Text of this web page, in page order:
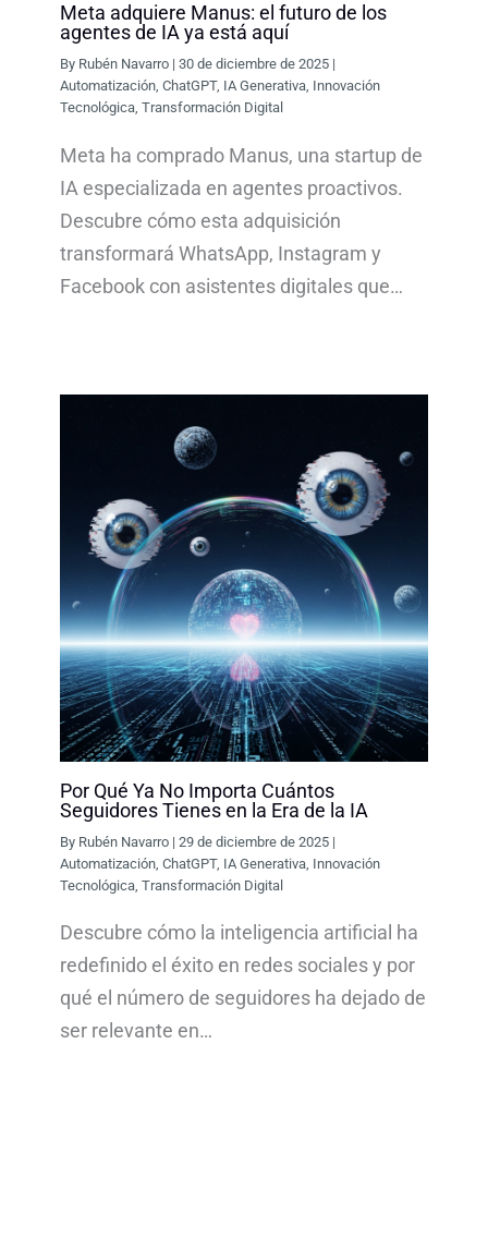
Meta adquiere Manus: el futuro de los
agentes de IA ya está aquí
By Rubén Navarro |30 de diciembre de 2025 |
Automatización,ChatGPT, IA Generativa, Innovación
Tecnológica,Transformación Digital
Meta ha comprado Manus, una startup de
IA especializada en agentes proactivos.
Descubre cómo esta adquisición
transformará WhatsApp, Instagram y
Facebook con asistentes digitales que…
Por Qué Ya No Importa Cuántos
Seguidores Tienes en la Era de la IA
By Rubén Navarro |29 de diciembre de 2025 |
Automatización,ChatGPT, IA Generativa, Innovación
Tecnológica,Transformación Digital
Descubre cómo la inteligencia artificial ha
redefinido el éxito en redes sociales y por
qué el número de seguidores ha dejado de
ser relevante en…